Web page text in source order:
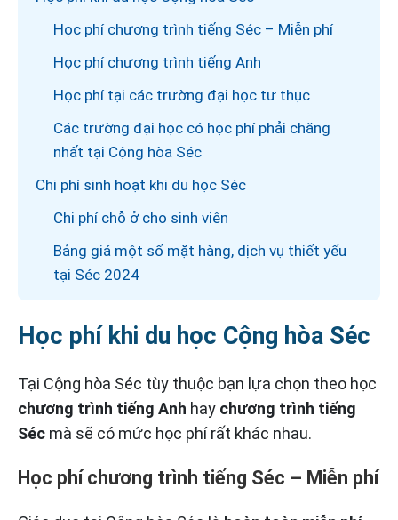
Học phí chương trình tiếng Séc – Miễn phí
Học phí chương trình tiếng Anh
Học phí tại các trường đại học tư thục
Các trường đại học có học phí phải chăng
nhất tại Cộng hòa Séc
Chi phí sinh hoạt khi du học Séc
Chi phí chỗ ở cho sinh viên
Bảng giá một số mặt hàng, dịch vụ thiết yếu
tại Séc 2024
Học phí khi du học Cộng hòa Séc
Tại Cộng hòa Séc tùy thuộc bạn lựa chọn theo học
chương trình tiếng Anh hay chương trình tiếng
Séc mà sẽ có mức học phí rất khác nhau.
Học phí chương trình tiếng Séc – Miễn phí